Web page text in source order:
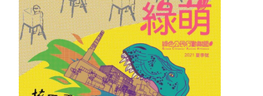
大事記
綠盟團隊
聯絡資訊
捐款徵信